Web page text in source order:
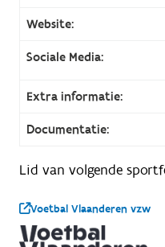
Website:
Sociale Media:
Extra informatie:
Documentatie:
Lid van volgende
Voetbal Vlaanderen vzw